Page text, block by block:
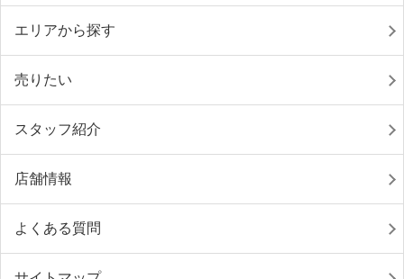
エリアから探す
売りたい
スタッフ紹介
店舗情報
よくある質問